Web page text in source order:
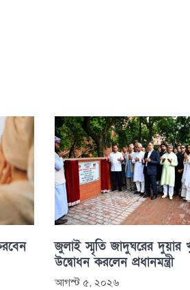
জুলাই স্মৃতি জাদুঘরের দুয়ার
উদ্বোধন করলেন প্রধানমন্ত্রী
আগস্ট ৫, ২০২৬